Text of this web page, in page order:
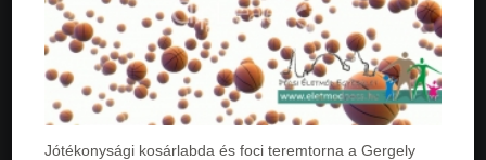
Jótékonysági kosárlabda és foci teremtorna a Gergely